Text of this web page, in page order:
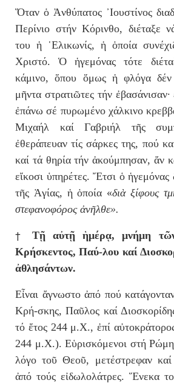
Ὅταν ὁ Ἀνθύπατος ᾿Ιουστίνος
Περίνιο στήν Κόρινθο, διέταξε
τουἡ ῾Ελικωνίς,ἡ ὁποία
Χριστό. Ὁἡγεμόνας τότε
κάμινο,ὅπου ὅμως ἡ φλόγα
μῆντα στρατιῶτες τήν ἐβασάνι
ἐπάνω σέ πυρωμένο χάλκινο κρεβ
Μιχαήλ καί Γαβριήλ τῆς
ἐθεράπευαν τίς σάρκες της, πού
καί τά θηρία τήν ἀκούμπησαν, ἄν
εἴκοσι ὑπηρέτες. Ἔτσι ὁ ἡγεμόνας
τῆς Ἁγίας, ἡ ὁποία «διὰξίφους
στεφανοφόρος ἀνῆλθε».
† Τῇ αὐτῇ ἡμέρᾳ, μνήμη
Κρήσκεντος, Παύ-λου καί
ἀθλησάντων.
Εἶναι ἄγνωστο ἀπό πού
Κρή-σκης, Παῦλος καί
τό ἔτος 244 μ.Χ., ἐπί
244 μ.Χ.). Εὑρισκόμενοι στή Ρώμη
λόγο τοῦ Θεοῦ, μετέστρεφαν καί
ἀπό τούς εἰδωλολάτρες. Ἕνεκα